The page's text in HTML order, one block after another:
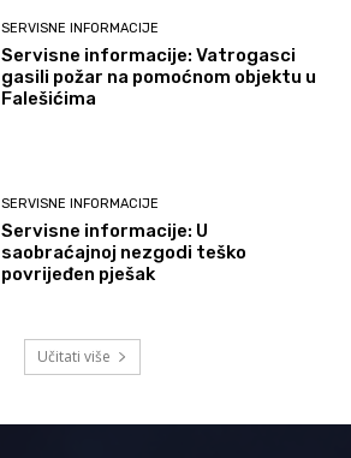
SERVISNE INFORMACIJE
Servisne informacije: Vatrogasci
gasili požar na pomoćnom objektu u
Falešićima
SERVISNE INFORMACIJE
Servisne informacije: U
saobraćajnoj nezgodi teško
povrijeđen pješak
Učitati više